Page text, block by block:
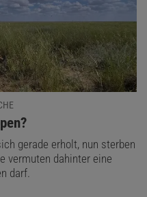
gerade erholt, nun sterben
vermuten dahinter eine
darf.